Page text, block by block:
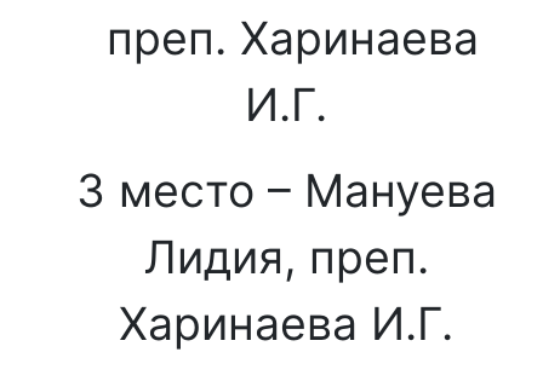
преп. Харинаева
И.Г.
3 место – Мануева
Лидия, преп.
Харинаева И.Г.